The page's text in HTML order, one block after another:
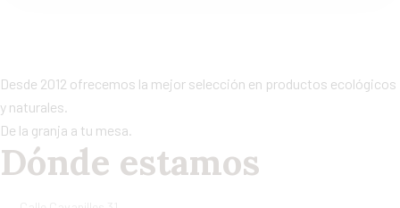
Desde 2012 ofrecemos la mejor selección en productos ecológicos
y naturales.
De la granja a tu mesa.
Dónde estamos